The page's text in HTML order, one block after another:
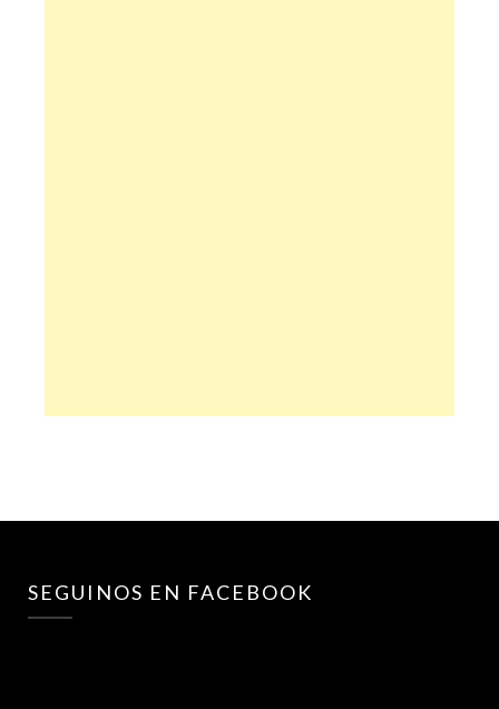
SEGUINOS EN FACEBOOK